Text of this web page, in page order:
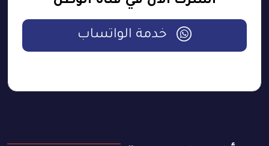
خدمة الواتساب